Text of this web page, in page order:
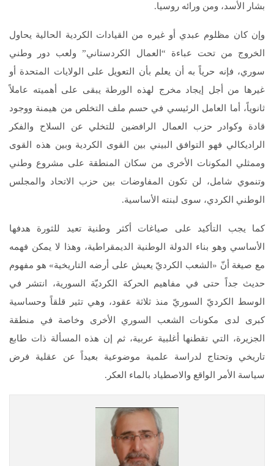
بشار الأسد، ومن ورائه روسيا.
وإن كان مظلوم عبدي أو غيره من القيادات الكردية الحالية يحاول
الخروج من تحت عباءة “العمال الكردستاني” ولعب دور وطني
سوري، فإنه حرياً به أن يعلم بأن التعويل على الولايات المتحدة أو
غيرها من أجل إيجاد مخرج لهذه الورطة يبقى على أهميته عاملاً
ثانوياً، أما العامل الرئيسي في حسم ملف التخلص من هيمنة ووجود
قادة وكوادر حزب العمال الرافضين للتخلي عن السلاح والفكر
الراديكالي فهو التوافق البيني بين القوى الكردية وبين هذه القوى
وممثلي المكونات الأخرى من سكان المنطقة على مشروع وطني
وتنموي شامل، لن تكون المفاوضات بين حزب الاتحاد والمجلس
الوطني الكردي، سوى لبنته الأساسية.
كما يجب التأكيد على صياغات أكثر وطنية تعيد للثورة هدفها
الأساسي وهو بناء الدولة الوطنية الديمقراطية، وهذا لا يمكن فهمه
مع صيغة أنّ «الشعب الكرديّ يعيش على أرضه التاريخية» هو مفهوم
حديث جداً حتى في مفاهيم الحركة الكرديّة السورية، انتشر في
الوسط الكرديّ السوريّ منذ ثلاثة عقود، وهي تثير قلقاً وحساسية
كبرى لدى مكونات الشعب السوري الأخرى وخاصة في منطقة
الجزيرة، التي تقطنها أغلبية عربية، ثم إن هذه المسألة ذات طابع
تاريخي وتحتاج لدراسة علمية موضوعية بعيداً عن عقلية فرض
سياسة الأمر الواقع والاصطياد بالماء العكر.